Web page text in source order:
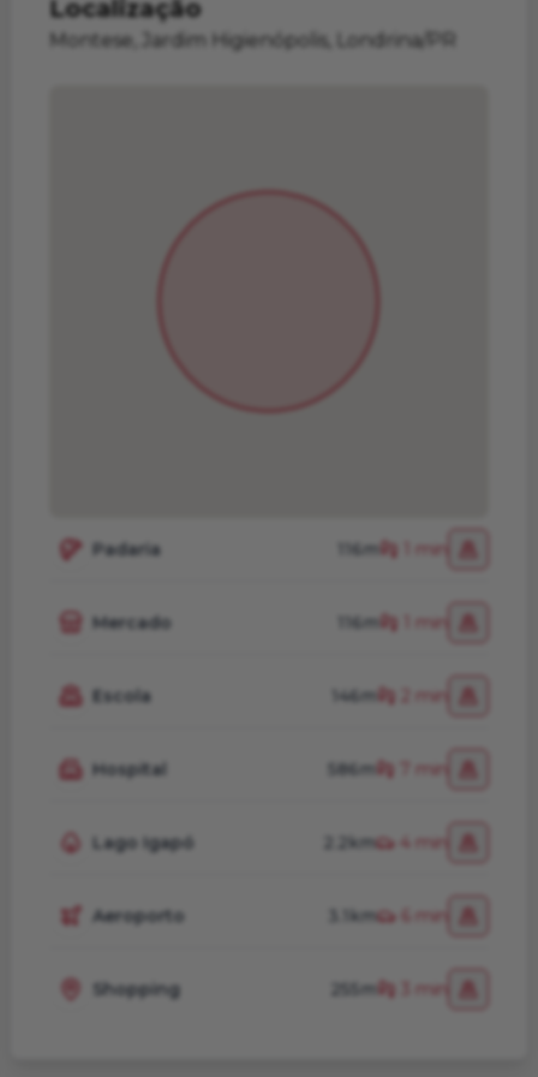
Localização
Montese, Jardim Higienópolis, Londrina/PR
Padaria 116m 1 min
Mercado 116m 1 min
Escola 146m 2 min
Hospital 586m 7 min
Lago Igapó 2.2km 4 min
Aeroporto 3.1km 6 min
Shopping 255m 3 min